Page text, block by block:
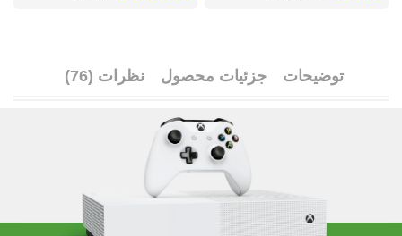
توضیحات جزئیات محصول نظرات (76)